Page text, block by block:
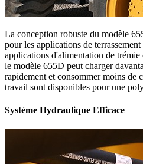
La conception robuste du modèle
pour les applications de
applications d'alimentation de trémie
le modèle 655D peut charger
rapidement et consommer moins de
travail sont disponibles pour une
Système Hydraulique Efficace